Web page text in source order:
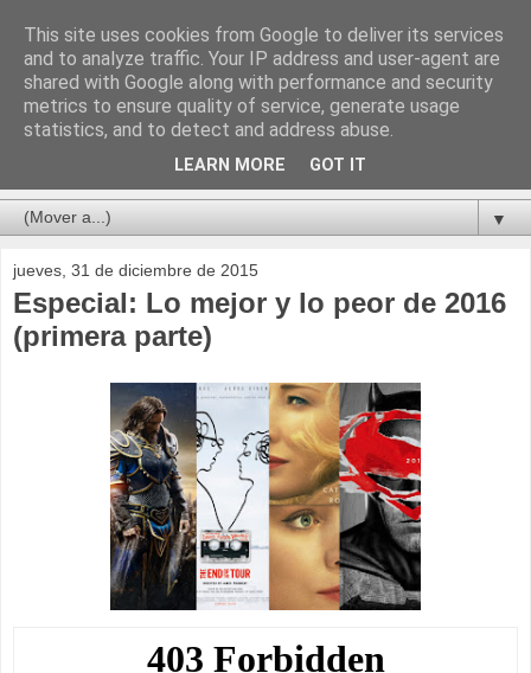
▼
jueves, 31 de diciembre de 2015
Especial: Lo mejor y lo peor de 2016
(primera parte)
This site uses cookies from Google to deliver its services
and to analyze traffic. Your IP address and user-agent are
shared with Google along with performance and security
metrics to ensure quality of service, generate usage
statistics, and to detect and address abuse.
LEARN MORE GOT IT